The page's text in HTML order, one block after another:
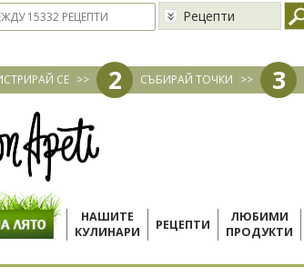
Рецепти
СЕ >> 2 СЪБИРАЙ ТОЧКИ >> 3
НАШИТЕ
КУЛИНАРИ
РЕЦЕПТИ
ЛЮБИМИ
ПРОДУКТИ